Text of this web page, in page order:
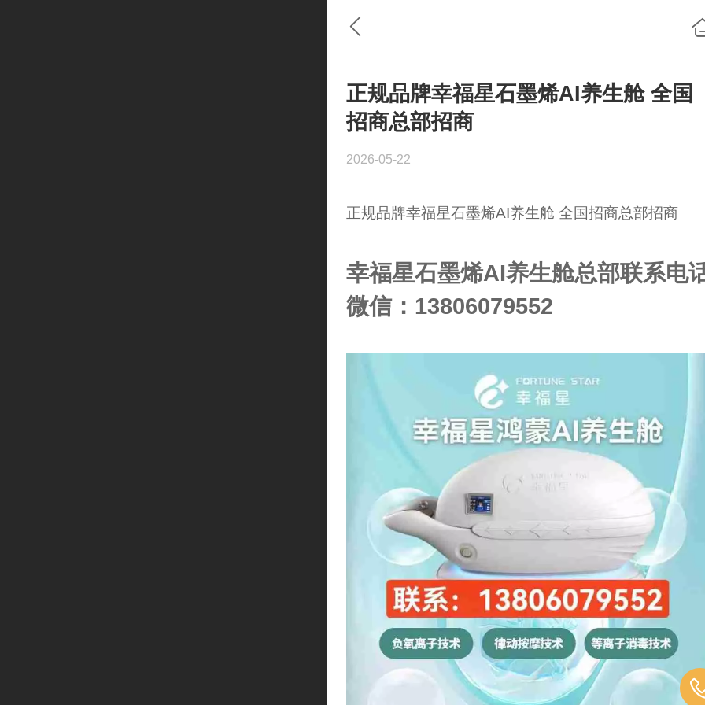
正规品牌幸福星石墨烯AI养生舱 全国
招商总部招商
2026-05-22
正规品牌幸福星石墨烯AI养生舱 全国招商总部招商
幸福星石墨烯AI养生舱总部联系电
微信：13806079552